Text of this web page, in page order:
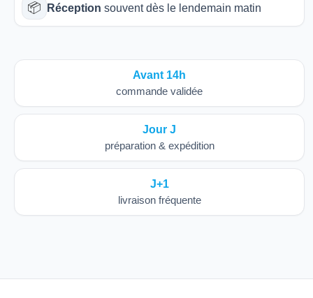
📦 Réception souvent dès le lendemain matin
Avant 14h
commande validée
Jour J
préparation & expédition
J+1
livraison fréquente